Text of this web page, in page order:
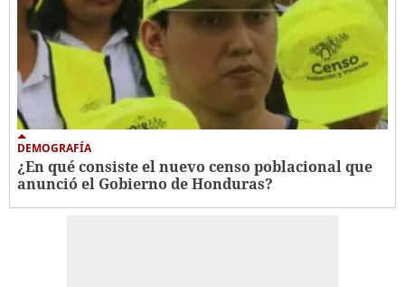
DEMOGRAFÍA
¿En qué consiste el nuevo censo poblacional que
anunció el Gobierno de Honduras?